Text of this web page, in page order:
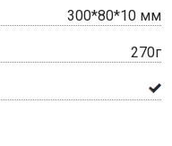
300*80*10 мм
270г